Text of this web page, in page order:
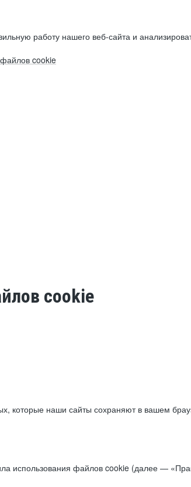
работу нашего веб-сайта и
cookie
cookie
наши сайты сохраняют в вашем
использования файлов cookie (далее —